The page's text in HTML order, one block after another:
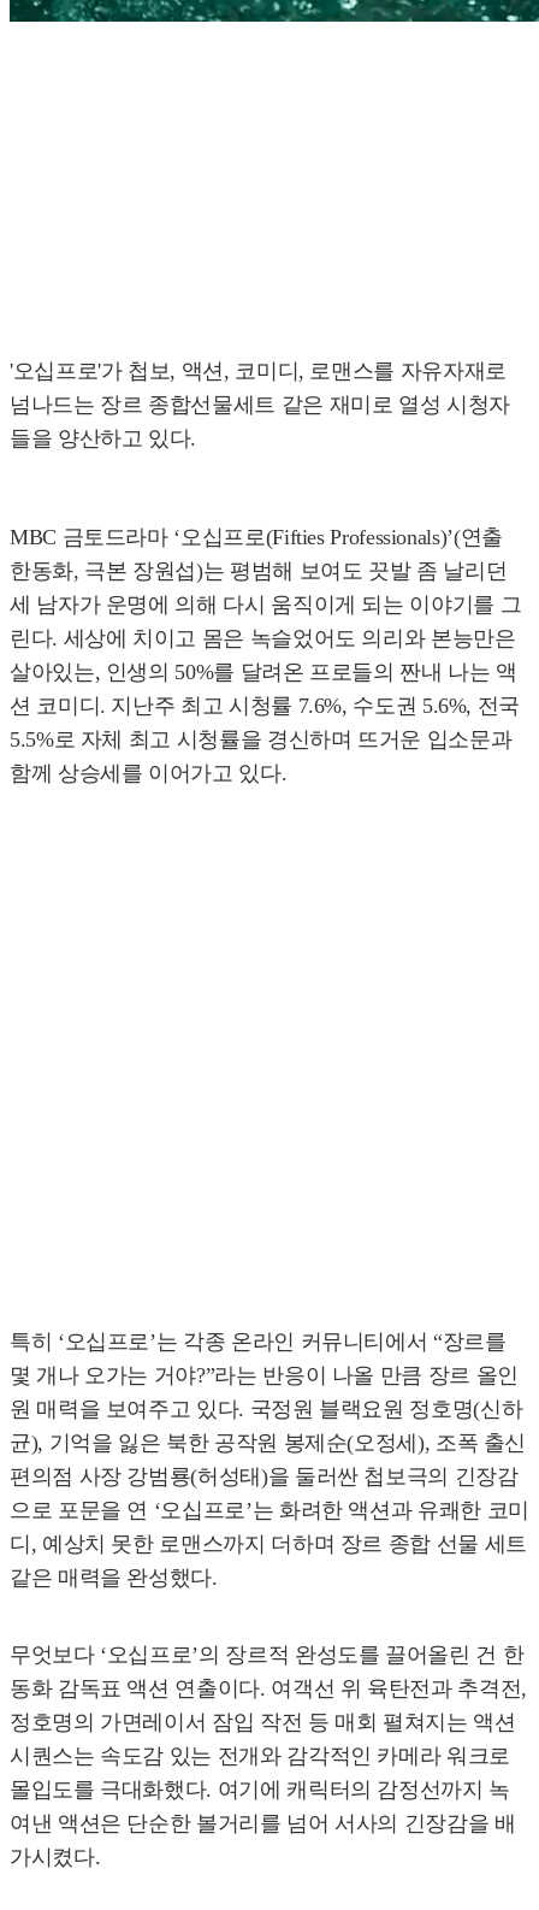
'오십프로'가 첩보, 액션, 코미디, 로맨스를 자유자재로
넘나드는 장르 종합선물세트 같은 재미로 열성 시청자
들을 양산하고 있다.
MBC 금토드라마 ‘오십프로(Fifties Professionals)’(연출
한동화, 극본 장원섭)는 평범해 보여도 끗발 좀 날리던
세 남자가 운명에 의해 다시 움직이게 되는 이야기를 그
린다. 세상에 치이고 몸은 녹슬었어도 의리와 본능만은
살아있는, 인생의 50%를 달려온 프로들의 짠내 나는 액
션 코미디. 지난주 최고 시청률 7.6%, 수도권 5.6%, 전국
5.5%로 자체 최고 시청률을 경신하며 뜨거운 입소문과
함께 상승세를 이어가고 있다.
특히 ‘오십프로’는 각종 온라인 커뮤니티에서 “장르를
몇 개나 오가는 거야?”라는 반응이 나올 만큼 장르 올인
원 매력을 보여주고 있다. 국정원 블랙요원 정호명(신하
균), 기억을 잃은 북한 공작원 봉제순(오정세), 조폭 출신
편의점 사장 강범룡(허성태)을 둘러싼 첩보극의 긴장감
으로 포문을 연 ‘오십프로’는 화려한 액션과 유쾌한 코미
디, 예상치 못한 로맨스까지 더하며 장르 종합 선물 세트
같은 매력을 완성했다.
무엇보다 ‘오십프로’의 장르적 완성도를 끌어올린 건 한
동화 감독표 액션 연출이다. 여객선 위 육탄전과 추격전,
정호명의 가면레이서 잠입 작전 등 매회 펼쳐지는 액션
시퀀스는 속도감 있는 전개와 감각적인 카메라 워크로
몰입도를 극대화했다. 여기에 캐릭터의 감정선까지 녹
여낸 액션은 단순한 볼거리를 넘어 서사의 긴장감을 배
가시켰다.